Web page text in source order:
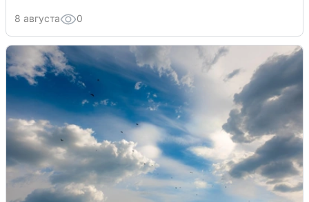
8 августа 0